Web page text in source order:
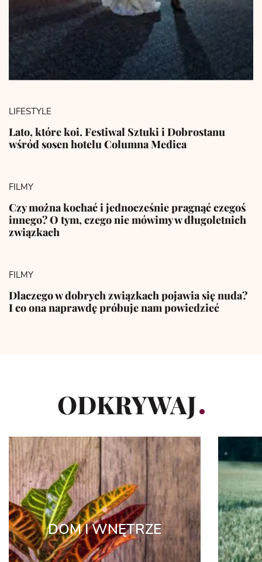
LIFESTYLE
Lato, które koi. Festiwal Sztuki i Dobrostanu
wśród sosen hotelu Columna Medica
FILMY
Czy można kochać i jednocześnie pragnąć czegoś
innego? O tym, czego nie mówimy w długoletnich
związkach
FILMY
Dlaczego w dobrych związkach pojawia się nuda?
I co ona naprawdę próbuje nam powiedzieć
ODKRYWAJ
DOM I WNĘTRZE